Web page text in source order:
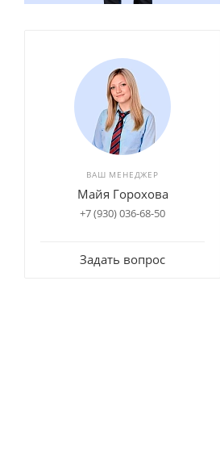
ВАШ МЕНЕДЖЕР
Майя Горохова
+7 (930) 036-68-50
Задать вопрос